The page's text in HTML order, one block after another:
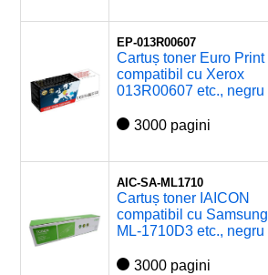
EP-013R00607
Cartuș toner Euro Print
compatibil cu Xerox
013R00607 etc., negru
3000 pagini
AIC-SA-ML1710
Cartuș toner IAICON
compatibil cu Samsung
ML-1710D3 etc., negru
3000 pagini